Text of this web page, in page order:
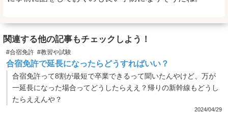
関連する他の記事もチェックしよう！
#合宿免許 #教習や試験
合宿免許で延長になったらどうすればいい？
合宿免許って8割が最短で卒業できるって聞いたんやけど、万が
一延長になった場合ってどうしたらええ？帰りの新幹線もどうし
たらええんや？
2024/04/29